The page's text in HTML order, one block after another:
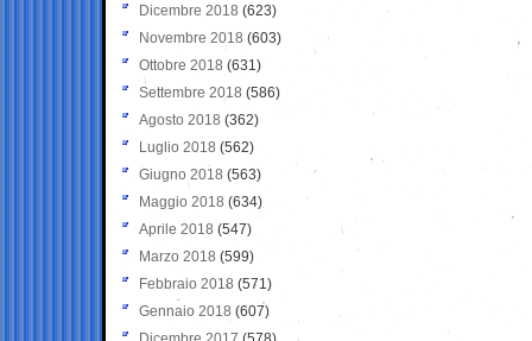
Dicembre 2018 (623)
Novembre 2018 (603)
Ottobre 2018 (631)
Settembre 2018 (586)
Agosto 2018 (362)
Luglio 2018 (562)
Giugno 2018 (563)
Maggio 2018 (634)
Aprile 2018 (547)
Marzo 2018 (599)
Febbraio 2018 (571)
Gennaio 2018 (607)